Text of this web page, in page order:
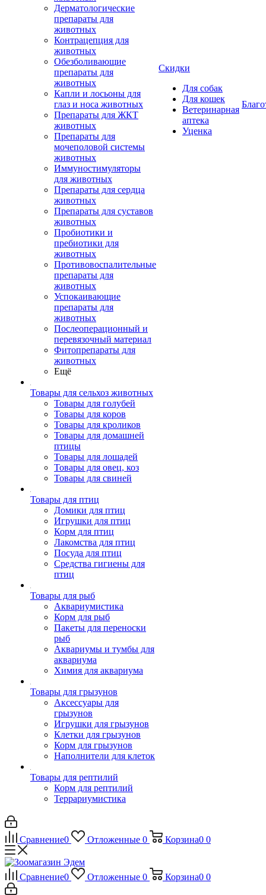
Дерматологические
препараты для
животных
Контрацепция для
животных
Обезболивающие
препараты для
животных
Капли и лосьоны для
глаз и носа животных
Препараты для ЖКТ
животных
Препараты для
мочеполовой системы
животных
Иммуностимуляторы
для животных
Препараты для сердца
животных
Препараты для суставов
животных
Пробиотики и
пребиотики для
животных
Противовоспалительные
препараты для
животных
Успокаивающие
препараты для
животных
Послеоперационный и
перевязочный материал
Фитопрепараты для
животных
Ещё
Товары для сельхоз животных
Товары для голубей
Товары для коров
Товары для кроликов
Товары для домашней
птицы
Товары для лошадей
Товары для овец, коз
Товары для свиней
Товары для птиц
Домики для птиц
Игрушки для птиц
Корм для птиц
Лакомства для птиц
Посуда для птиц
Средства гигиены для
птиц
Товары для рыб
Аквариумистика
Корм для рыб
Пакеты для переноски
рыб
Аквариумы и тумбы для
аквариума
Химия для аквариума
Товары для грызунов
Аксессуары для
грызунов
Игрушки для грызунов
Клетки для грызунов
Корм для грызунов
Наполнители для клеток
Товары для рептилий
Корм для рептилий
Террариумистика
Скидки
Для собак
Для кошек
Ветеринарная
аптека
Уценка
Сравнение0 Отложенные 0 Корзина0 0
Сравнение0 Отложенные 0 Корзина0 0